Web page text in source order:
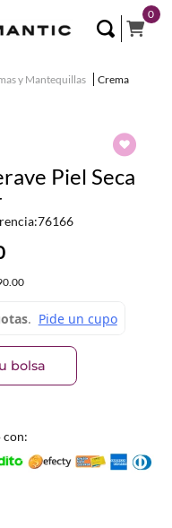
0
y Mantequillas
Crema
Piel Seca
:76166
bolsa
con: